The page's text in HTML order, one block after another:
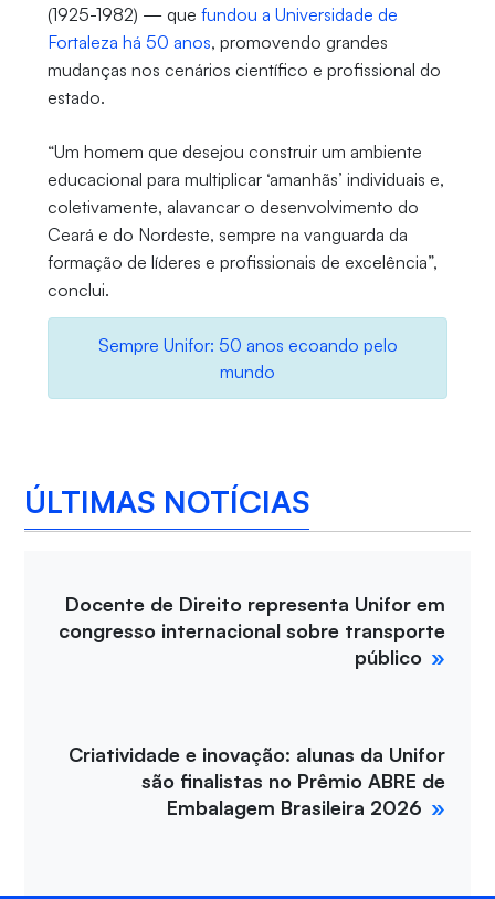
(1925-1982) — que fundou a Universidade de
Fortaleza há 50 anos, promovendo grandes
mudanças nos cenários científico e profissional do
estado.
“Um homem que desejou construir um ambiente
educacional para multiplicar ‘amanhãs’ individuais e,
coletivamente, alavancar o desenvolvimento do
Ceará e do Nordeste, sempre na vanguarda da
formação de líderes e profissionais de excelência”,
conclui.
Sempre Unifor: 50 anos ecoando pelo
mundo
ÚLTIMAS NOTÍCIAS
Docente de Direito representa Unifor em
congresso internacional sobre transporte
público
Criatividade e inovação: alunas da Unifor
são finalistas no Prêmio ABRE de
Embalagem Brasileira 2026